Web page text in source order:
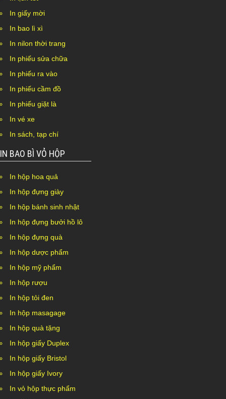
In giấy mời
In bao lì xì
In nilon thời trang
In phiếu sửa chữa
In phiếu ra vào
In phiếu cầm đồ
In phiếu giặt là
In vé xe
In sách, tạp chí
IN BAO BÌ VỎ HỘP
In hộp hoa quả
In hộp đựng giày
In hộp bánh sinh nhật
In hộp đựng bưởi hồ lô
In hộp đựng quà
In hộp dược phẩm
In hộp mỹ phẩm
In hộp rượu
In hộp tỏi đen
In hộp masagage
In hộp quà tặng
In hộp giấy Duplex
In hộp giấy Bristol
In hộp giấy Ivory
In vỏ hộp thực phẩm